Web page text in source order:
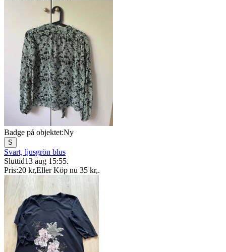
Badge på objektet:Ny
S
Svart, ljusgrön blus
Sluttid13 aug 15:55.
Pris:20 kr,Eller Köp nu 35 kr,.